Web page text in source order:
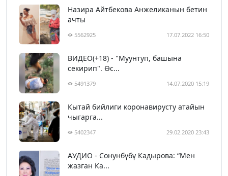
Назира Айтбекова Анжеликанын бетин
ачты
5562925 17.07.2022 16:50
ВИДЕО(+18) - "Муунтуп, башына
секирип". Өс...
5491379 14.07.2020 15:19
Кытай бийлиги коронавирусту атайын
чыгарга...
5402347 29.02.2020 23:43
АУДИО - Сонунбүбү Кадырова: “Мен
жазган Ка...